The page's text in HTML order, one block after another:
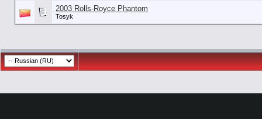
2003 Rolls-Royce Phantom
Tosyk